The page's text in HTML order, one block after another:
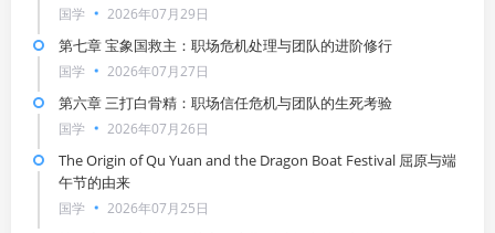
国学 2026年07月29日
第七章 宝象国救主：职场危机处理与团队的进阶修行
国学 2026年07月27日
第六章 三打白骨精：职场信任危机与团队的生死考验
国学 2026年07月26日
The Origin of Qu Yuan and the Dragon Boat Festival 屈原与端
午节的由来
国学 2026年07月25日